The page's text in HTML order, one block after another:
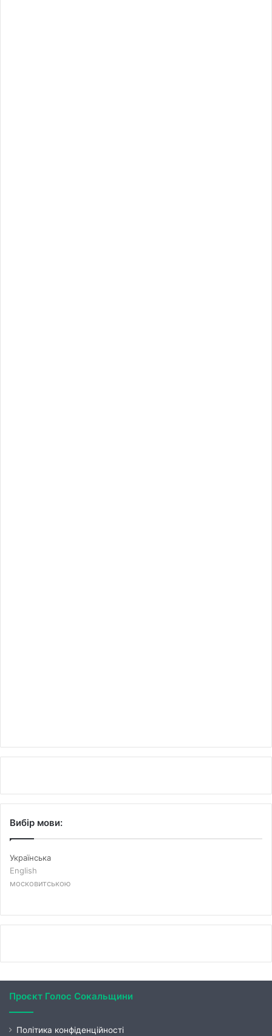
Вибір мови:
Українська
English
московитською
Проєкт Голос Сокальщини
Політика конфіденційності